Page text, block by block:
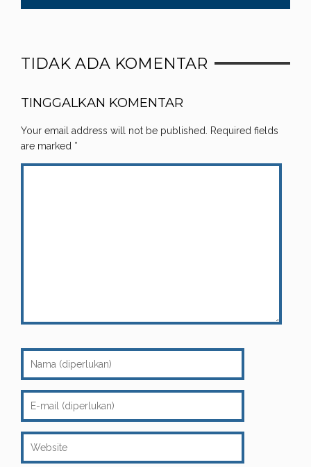
TIDAK ADA KOMENTAR
TINGGALKAN KOMENTAR
Your email address will not be published.
Required fields
are marked *